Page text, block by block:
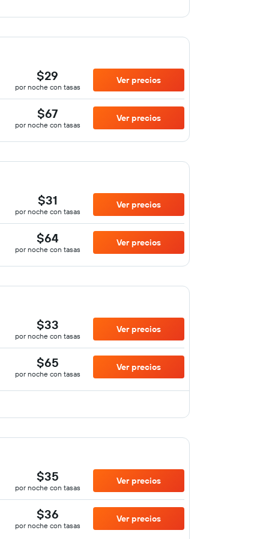
$29
por noche con tasas
Ver precios
$67
por noche con tasas
Ver precios
$31
por noche con tasas
Ver precios
$64
por noche con tasas
Ver precios
$33
por noche con tasas
Ver precios
$65
por noche con tasas
Ver precios
$35
por noche con tasas
Ver precios
$36
por noche con tasas
Ver precios